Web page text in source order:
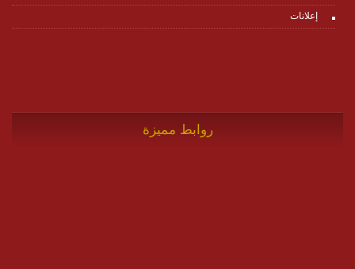
إعلانات
روابط مميزة